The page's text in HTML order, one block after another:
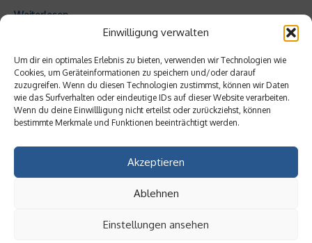
Einwilligung verwalten
Um dir ein optimales Erlebnis zu bieten, verwenden wir Technologien wie
Cookies, um Geräteinformationen zu speichern und/oder darauf
zuzugreifen. Wenn du diesen Technologien zustimmst, können wir Daten
wie das Surfverhalten oder eindeutige IDs auf dieser Website verarbeiten.
Wenn du deine Einwillligung nicht erteilst oder zurückziehst, können
bestimmte Merkmale und Funktionen beeinträchtigt werden.
Akzeptieren
Ablehnen
Einstellungen ansehen
Weiterlesen
Ist Fulfillment noch ein praktikables
Geschäftsmodell?
Welche Auswirkungen haben GEO-
Techniken auf SEO?
Generative KI im IT-Service-Management